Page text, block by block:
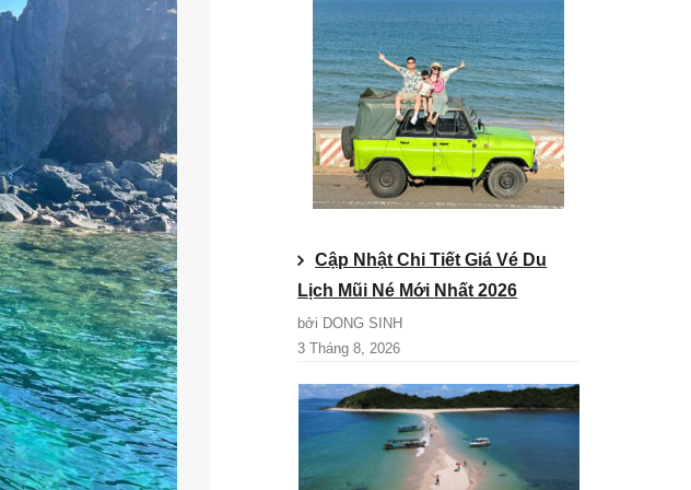
Cập Nhật Chi Tiết Giá Vé Du
Lịch Mũi Né Mới Nhất 2026
bởi DONG SINH
3 Tháng 8, 2026